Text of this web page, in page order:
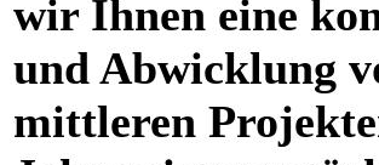
wir Ihnen eine
und Abwicklung
mittleren